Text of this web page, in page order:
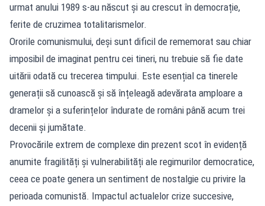
urmat anului 1989 s-au născut și au crescut în democrație,
ferite de cruzimea totalitarismelor.
Ororile comunismului, deși sunt dificil de rememorat sau chiar
imposibil de imaginat pentru cei tineri, nu trebuie să fie date
uitării odată cu trecerea timpului. Este esențial ca tinerele
generații să cunoască și să înțeleagă adevărata amploare a
dramelor și a suferințelor îndurate de români până acum trei
decenii și jumătate.
Provocările extrem de complexe din prezent scot în evidență
anumite fragilități și vulnerabilități ale regimurilor democratice,
ceea ce poate genera un sentiment de nostalgie cu privire la
perioada comunistă. Impactul actualelor crize succesive,